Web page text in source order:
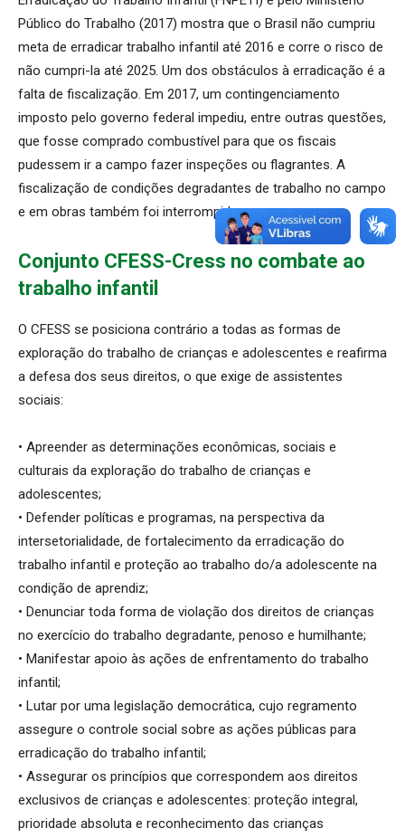
Público do Trabalho (2017) mostra que o Brasil não cumpriu
meta de erradicar trabalho infantil até 2016 e corre o risco de
não cumpri-la até 2025. Um dos obstáculos à erradicação é a
falta de fiscalização. Em 2017, um contingenciamento
imposto pelo governo federal impediu, entre outras questões,
que fosse comprado combustível para que os fiscais
pudessem ir a campo fazer inspeções ou flagrantes. A
fiscalização de condições degradantes de trabalho no campo
e em obras também foi interrompida.
Conjunto CFESS-Cress no combate ao
trabalho infantil
O CFESS se posiciona contrário a todas as formas de
exploração do trabalho de crianças e adolescentes e reafirma
a defesa dos seus direitos, o que exige de assistentes
sociais:
• Apreender as determinações econômicas, sociais e
culturais da exploração do trabalho de crianças e
adolescentes;
• Defender políticas e programas, na perspectiva da
intersetorialidade, de fortalecimento da erradicação do
trabalho infantil e proteção ao trabalho do/a adolescente na
condição de aprendiz;
• Denunciar toda forma de violação dos direitos de crianças
no exercício do trabalho degradante, penoso e humilhante;
• Manifestar apoio às ações de enfrentamento do trabalho
infantil;
• Lutar por uma legislação democrática, cujo regramento
assegure o controle social sobre as ações públicas para
erradicação do trabalho infantil;
• Assegurar os princípios que correspondem aos direitos
exclusivos de crianças e adolescentes: proteção integral,
prioridade absoluta e reconhecimento das crianças